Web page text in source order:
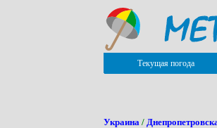
Текущая погода
Украина /